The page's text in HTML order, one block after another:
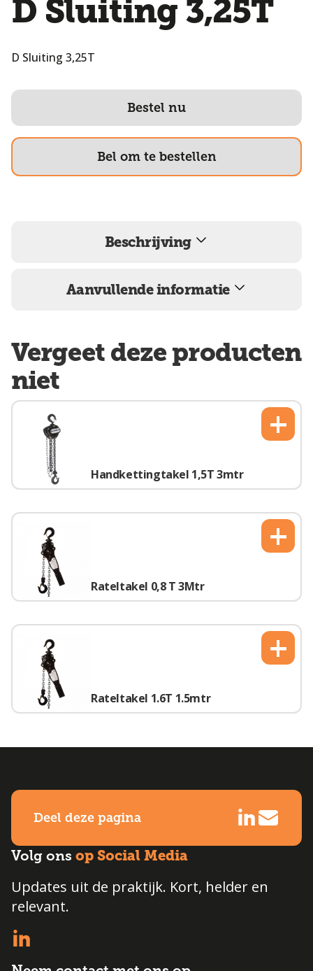
D Sluiting 3,25T
D Sluiting 3,25T
Bestel nu
Bel om te bestellen
Beschrijving
Aanvullende informatie
Vergeet deze producten
niet
Handkettingtakel 1,5T 3mtr
+
Rateltakel 0,8 T 3Mtr
+
Rateltakel 1.6T 1.5mtr
+
Deel deze pagina
Volg ons op Social Media
Updates uit de praktijk. Kort, helder en
relevant.